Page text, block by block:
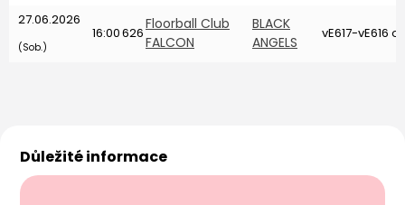
27.06.2026
(Sob.)
16:00626
Floorball Club
FALCON
BLACK
ANGELS
vE617-vE616
Důležité informace